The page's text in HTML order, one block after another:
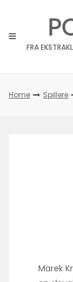
FRA
Home Spillere
Marek